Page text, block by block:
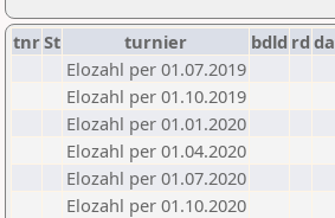
tnrSt turnier bdld rd
Elozahl per 01.07.2019
Elozahl per 01.10.2019
Elozahl per 01.01.2020
Elozahl per 01.04.2020
Elozahl per 01.07.2020
Elozahl per 01.10.2020